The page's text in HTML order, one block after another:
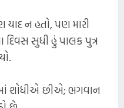
યાદ ન હતો, પણ મારી
સુધી હું પાલક પુત્ર
શોધીએ છીએ; ભગવાન